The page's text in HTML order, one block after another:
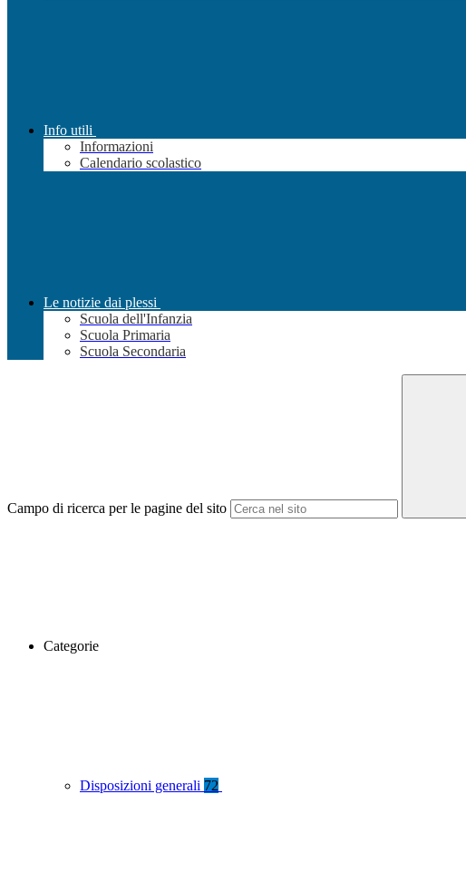
Info utili
Informazioni
Calendario scolastico
Le notizie dai plessi
Scuola dell'Infanzia
Scuola Primaria
Scuola Secondaria
Campo di ricerca per le pagine del sito
Categorie
Disposizioni generali 72